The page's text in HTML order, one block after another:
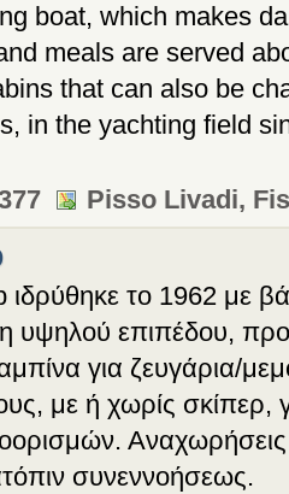
boat, which makes
meals are served
that can also be
in the yachting field
Pisso Livadi,
ιδρύθηκε το 1962 με
υψηλού επιπέδου,
για ζευγάρια/
με ή χωρίς σκίπερ,
συνεννοήσεως.